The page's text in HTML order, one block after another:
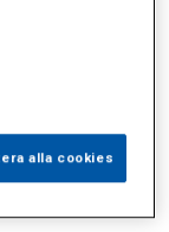
alla cookies